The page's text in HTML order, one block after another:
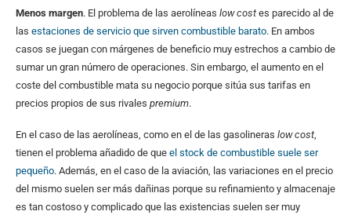
Menos margen. El problema de las aerolíneas low cost es parecido al de
las estaciones de servicio que sirven combustible barato. En ambos
casos se juegan con márgenes de beneficio muy estrechos a cambio de
sumar un gran número de operaciones. Sin embargo, el aumento en el
coste del combustible mata su negocio porque sitúa sus tarifas en
precios propios de sus rivales premium.
En el caso de las aerolíneas, como en el de las gasolineras low cost
tienen el problema añadido de que el stock de combustible suele ser
pequeño. Además, en el caso de la aviación, las variaciones en el precio
del mismo suelen ser más dañinas porque su refinamiento y almacenaje
es tan costoso y complicado que las existencias suelen ser muy